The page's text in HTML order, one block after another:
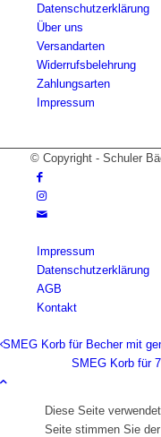
Datenschutzerklärung
Über uns
Versandarten
Widerrufsbelehrung
Zahlungsarten
Impressum
© Copyright - Schuler
Impressum
Datenschutzerklärung
AGB
Kontakt
SMEG Korb für Becher mit
SMEG Korb für
Diese Seite
Seite stimmen Sie